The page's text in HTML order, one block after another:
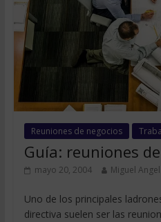
Reuniones de negocios
Guía: reuniones
mayo 20, 2004 Miguel
Uno de los principales
directiva suelen ser las